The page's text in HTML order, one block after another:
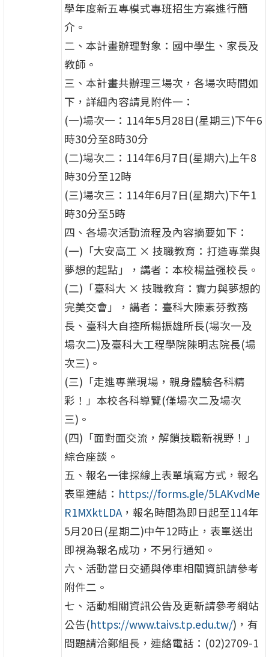
學年度新五專模式專班招生方案進行簡
介。
二、本計畫辦理對象：國中學生、家長及
教師。
三、本計畫共辦理三場次，各場次時間如
下，詳細內容請見附件一：
(一)場次一：114年5月28日(星期三)下午6
時30分至8時30分
(二)場次二：114年6月7日(星期六)上午8
時30分至12時
(三)場次三：114年6月7日(星期六)下午1
時30分至5時
四、各場次活動流程及內容摘要如下：
(一)「大安高工 × 技職教育：打造專業與
夢想的起點」，講者：本校楊益强校長。
(二)「臺科大 × 技職教育：實力與夢想的
完美交會」，講者：臺科大陳素芬教務
長、臺科大自控所楊振雄所長(場次一及
場次二)及臺科大工程學院陳明志院長(場
次三)。
(三)「走進專業現場，親身體驗各科精
彩！」本校各科導覽(僅場次二及場次
三)。
(四)「面對面交流，解鎖技職新視野！」
綜合座談。
五、報名一律採線上表單填寫方式，報名
表單連結： https://forms.gle/5LAKvdMe
R1MXktLDA，報名時間為即日起至114年
5月20日(星期二)中午12時止，表單送出
即視為報名成功，不另行通知。
六、活動當日交通與停車相關資訊請參考
附件二。
七、活動相關資訊公告及更新請參考網站
公告(https://www.taivs.tp.edu.tw/)，有
問題請洽鄭組長，連絡電話：(02)2709-1